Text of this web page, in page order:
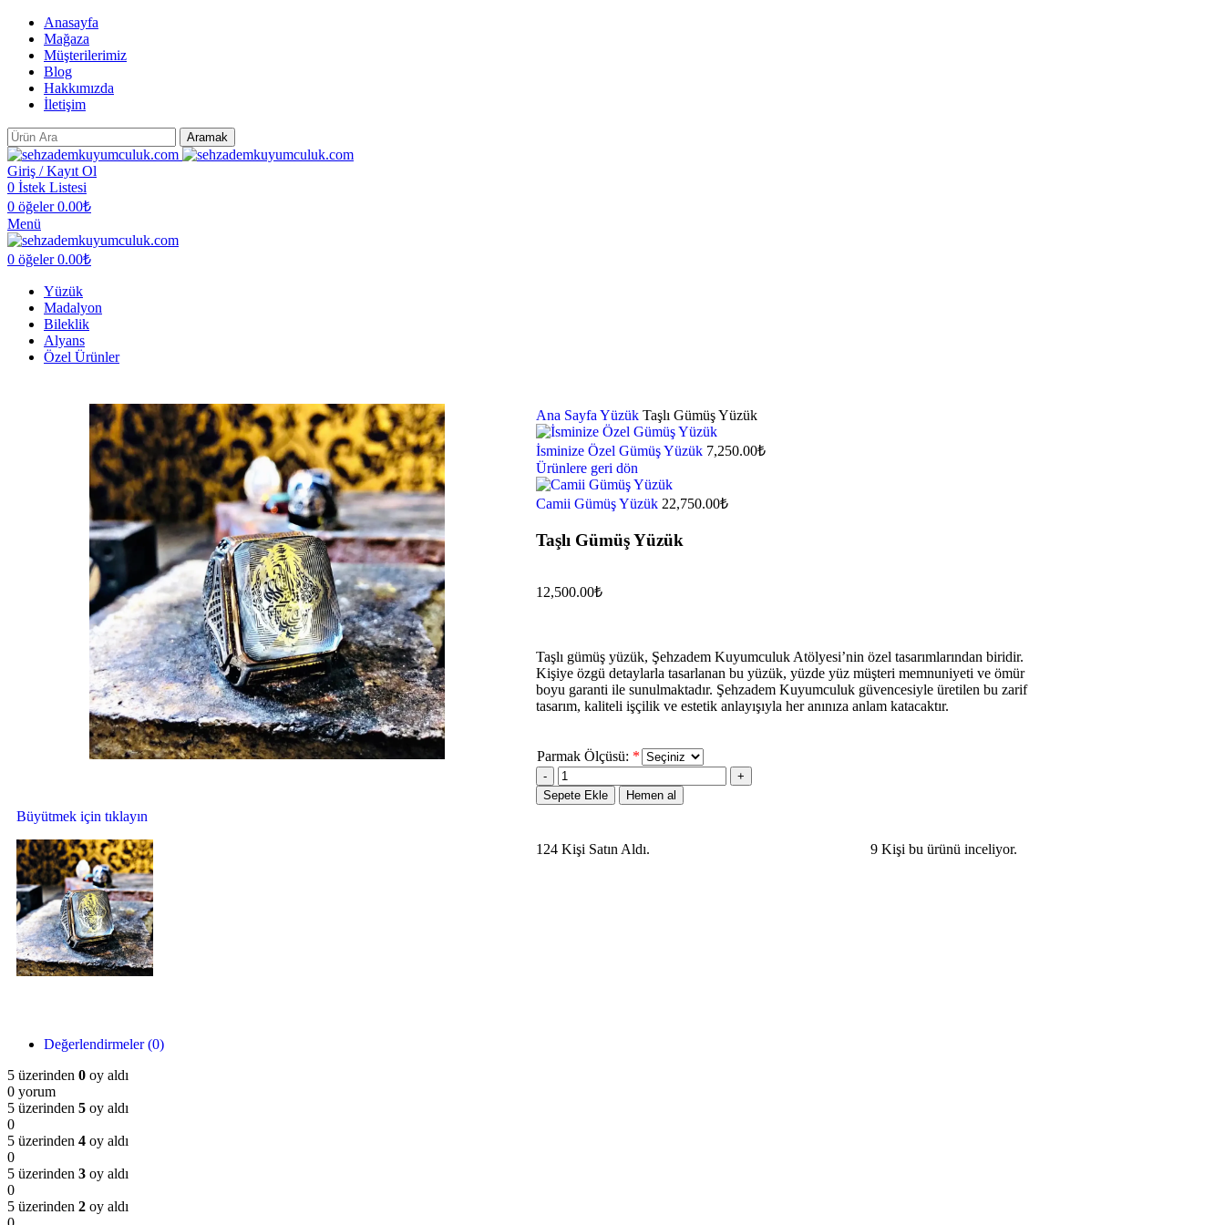
Anasayfa
Mağaza
Müşterilerimiz
Blog
Hakkımızda
İletişim
Aramak
Giriş / Kayıt Ol
0 İstek Listesi
0 öğeler 0.00₺
Menü
0 öğeler 0.00₺
Yüzük
Madalyon
Bileklik
Alyans
Özel Ürünler
Büyütmek için tıklayın
Ana Sayfa Yüzük Taşlı Gümüş Yüzük
İsminize Özel Gümüş Yüzük 7,250.00₺
Ürünlere geri dön
Camii Gümüş Yüzük 22,750.00₺
Taşlı Gümüş Yüzük
12,500.00₺
Taşlı gümüş yüzük, Şehzadem Kuyumculuk Atölyesi’nin özel tasarımlarından biridir.
Kişiye özgü detaylarla tasarlanan bu yüzük, yüzde yüz müşteri memnuniyeti ve ömür
boyu garanti ile sunulmaktadır. Şehzadem Kuyumculuk güvencesiyle üretilen bu zarif
tasarım, kaliteli işçilik ve estetik anlayışıyla her anınıza anlam katacaktır.
Parmak Ölçüsü: *
Sepete Ekle Hemen al
124 Kişi Satın Aldı. 9 Kişi bu ürünü inceliyor.
Değerlendirmeler (0)
5 üzerinden 0 oy aldı
0 yorum
5 üzerinden 5 oy aldı
0
5 üzerinden 4 oy aldı
0
5 üzerinden 3 oy aldı
0
5 üzerinden 2 oy aldı